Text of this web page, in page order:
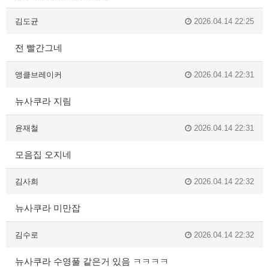
김도균 2026.04.14 22:25
전 빨간그네
앵클브레이커 2026.04.14 22:31
뉴사쿠라 지림
윤재철 2026.04.14 22:31
모음집 오지네
김사희 2026.04.14 22:32
뉴사쿠라 미만잡
김수로 2026.04.14 22:32
뉴사쿠라 수영풀 같은거 있음 ㅋㅋㅋㅋ